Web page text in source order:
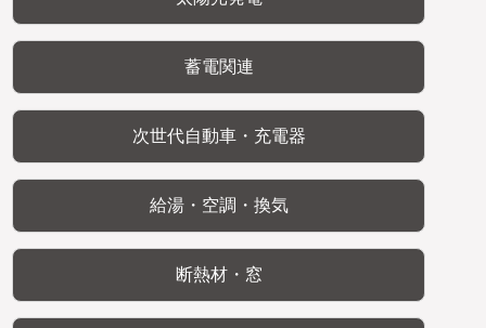
蓄電関連
次世代自動車・充電器
給湯・空調・換気
断熱材・窓